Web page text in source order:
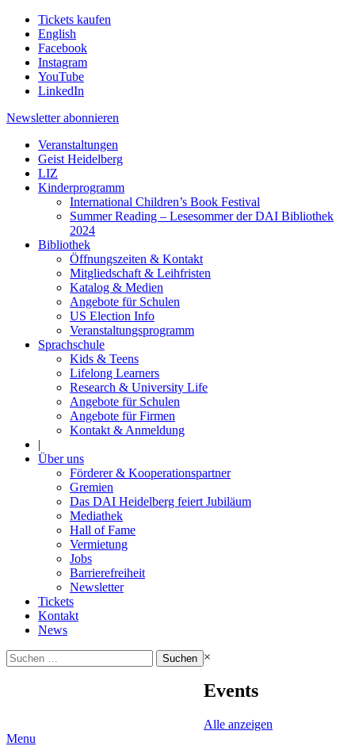
Tickets kaufen
English
Facebook
Instagram
YouTube
LinkedIn
Newsletter abonnieren
Veranstaltungen
Geist Heidelberg
LIZ
Kinderprogramm
International Children’s Book Festival
Summer Reading – Lesesommer der DAI Bibliothek
2024
Bibliothek
Öffnungszeiten & Kontakt
Mitgliedschaft & Leihfristen
Katalog & Medien
Angebote für Schulen
US Election Info
Veranstaltungsprogramm
Sprachschule
Kids & Teens
Lifelong Learners
Research & University Life
Angebote für Schulen
Angebote für Firmen
Kontakt & Anmeldung
|
Über uns
Förderer & Kooperationspartner
Gremien
Das DAI Heidelberg feiert Jubiläum
Mediathek
Hall of Fame
Vermietung
Jobs
Barrierefreiheit
Newsletter
Tickets
Kontakt
News
Suchen
nach:
×
Events
Alle anzeigen
Menu